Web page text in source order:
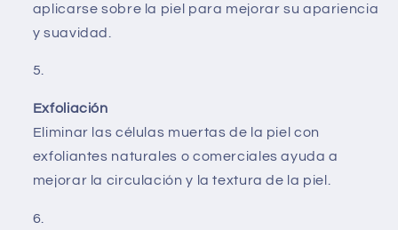
aplicarse sobre la piel para mejorar su apariencia
y suavidad.
Exfoliación
Eliminar las células muertas de la piel con
exfoliantes naturales o comerciales ayuda a
mejorar la circulación y la textura de la piel.